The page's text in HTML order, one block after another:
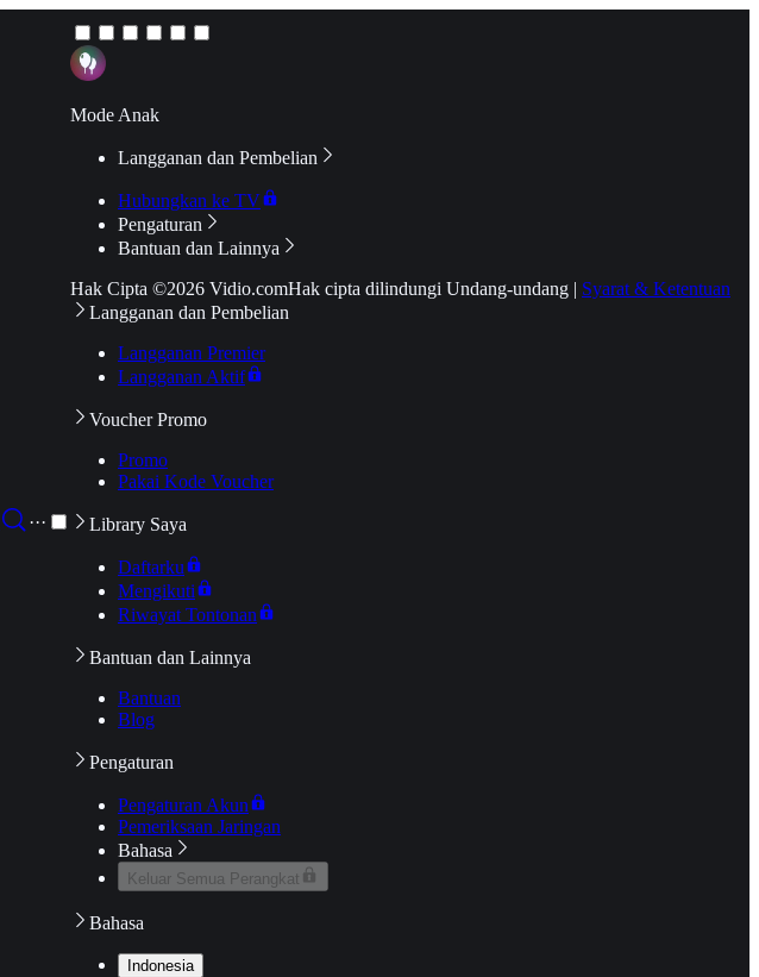
···
Mode Anak
Langganan dan Pembelian
Hubungkan ke TV
Pengaturan
Bantuan dan Lainnya
Hak Cipta ©2026 Vidio.comHak cipta dilindungi Undang-undang | Syarat & Ketentuan
Langganan dan Pembelian
Langganan Premier
Langganan Aktif
Voucher Promo
Promo
Pakai Kode Voucher
Library Saya
Daftarku
Mengikuti
Riwayat Tontonan
Bantuan dan Lainnya
Bantuan
Blog
Pengaturan
Pengaturan Akun
Pemeriksaan Jaringan
Bahasa
Keluar Semua Perangkat
Bahasa
Indonesia